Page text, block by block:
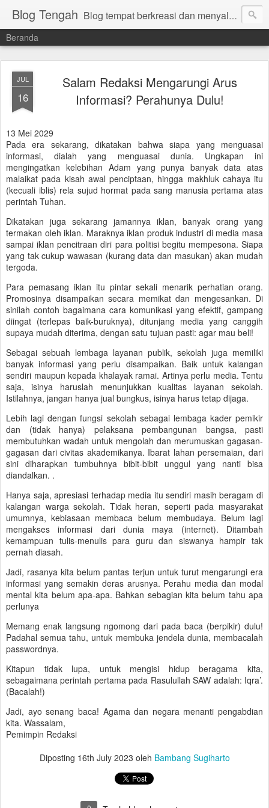
Blog Tengah Blog tempat berkreasi dan menyalurkan gagasan yang manfaat. Bambang Sugiharto.
Beranda
JUL
16
Salam Redaksi Mengarungi Arus
Informasi? Perahunya Dulu!
13 Mei 2029
Pada era sekarang, dikatakan bahwa siapa yang menguasai
informasi, dialah yang menguasai dunia. Ungkapan ini
mengingatkan kelebihan Adam yang punya banyak data atas
malaikat pada kisah awal penciptaan, hingga makhluk cahaya itu
(kecuali iblis) rela sujud hormat pada sang manusia pertama atas
perintah Tuhan.
Dikatakan juga sekarang jamannya iklan, banyak orang yang
termakan oleh iklan. Maraknya iklan produk industri di media masa
sampai iklan pencitraan diri para politisi begitu mempesona. Siapa
yang tak cukup wawasan (kurang data dan masukan) akan mudah
tergoda.
Para pemasang iklan itu pintar sekali menarik perhatian orang.
Promosinya disampaikan secara memikat dan mengesankan. Di
sinilah contoh bagaimana cara komunikasi yang efektif, gampang
diingat (terlepas baik-buruknya), ditunjang media yang canggih
supaya mudah diterima, dengan satu tujuan pasti: agar mau beli!
Sebagai sebuah lembaga layanan publik, sekolah juga memiliki
banyak informasi yang perlu disampaikan. Baik untuk kalangan
sendiri maupun kepada khalayak ramai. Artinya perlu media. Tentu
saja, isinya haruslah menunjukkan kualitas layanan sekolah.
Istilahnya, jangan hanya jual bungkus, isinya harus tetap dijaga.
Lebih lagi dengan fungsi sekolah sebagai lembaga kader pemikir
dan (tidak hanya) pelaksana pembangunan bangsa, pasti
membutuhkan wadah untuk mengolah dan merumuskan gagasan-
gagasan dari civitas akademikanya. Ibarat lahan persemaian, dari
sini diharapkan tumbuhnya bibit-bibit unggul yang nanti bisa
diandalkan. .
Hanya saja, apresiasi terhadap media itu sendiri masih beragam di
kalangan warga sekolah. Tidak heran, seperti pada masyarakat
umumnya, kebiasaan membaca belum membudaya. Belum lagi
mengakses informasi dari dunia maya (internet). Ditambah
kemampuan tulis-menulis para guru dan siswanya hampir tak
pernah diasah.
Jadi, rasanya kita belum pantas terjun untuk turut mengarungi era
informasi yang semakin deras arusnya. Perahu media dan modal
mental kita belum apa-apa. Bahkan sebagian kita belum tahu apa
perlunya
Memang enak langsung ngomong dari pada baca (berpikir) dulu!
Padahal semua tahu, untuk membuka jendela dunia, membacalah
passwordnya.
Kitapun tidak lupa, untuk mengisi hidup beragama kita,
sebagaimana perintah pertama pada Rasulullah SAW adalah: Iqra’.
(Bacalah!)
Jadi, ayo senang baca! Agama dan negara menanti pengabdian
kita. Wassalam,
Pemimpin Redaksi
Diposting 16th July 2023 oleh Bambang Sugiharto